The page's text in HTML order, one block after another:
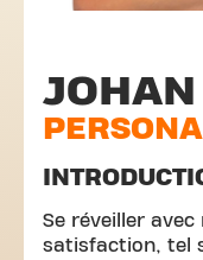
Se réveiller
satisfaction, tel